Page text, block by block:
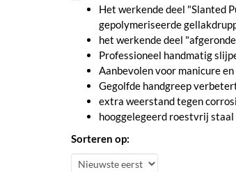
Het werkende deel "Slanted
gepolymeriseerde
het werkende deel
Professioneel handmatig
Aanbevolen voor manicure
Gegolfde handgreep
extra weerstand tegen
hooggelegeerd roestvrij
Sorteren op: